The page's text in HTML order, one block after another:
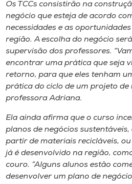
Os TCCs consistirão na
negócio que esteja de acordo
necessidades e as
região. A escolha do negócio
supervisão dos professores.
encontrar uma prática que seja
retorno, para que eles tenham
prática do ciclo de um projeto de
professora Adriana.
Ela ainda afirma que o curso
planos de negócios
partir de materiais recicláveis,
já é desenvolvido na região,
couro. “Alguns alunos estão
desenvolver um plano de